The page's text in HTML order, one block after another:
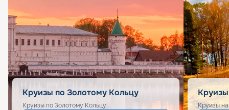
Круизы по Золотому Кольцу
Круизы по Золотому Кольцу Круизы